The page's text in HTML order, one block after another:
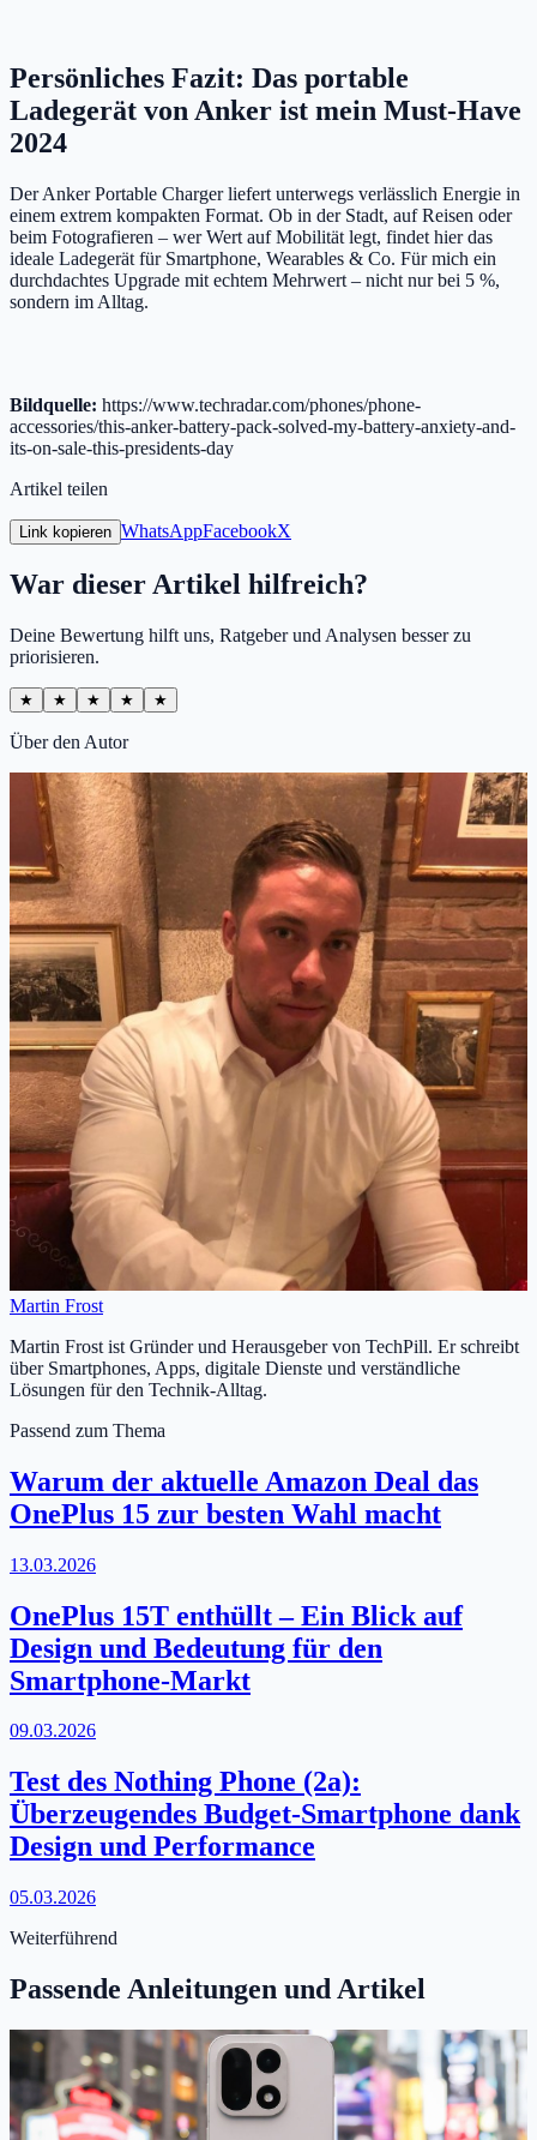
Persönliches Fazit: Das portable
Ladegerät von Anker ist mein Must-Have
2024
Der Anker Portable Charger liefert unterwegs verlässlich Energie in
einem extrem kompakten Format. Ob in der Stadt, auf Reisen oder
beim Fotografieren – wer Wert auf Mobilität legt, findet hier das
ideale Ladegerät für Smartphone, Wearables & Co. Für mich ein
durchdachtes Upgrade mit echtem Mehrwert – nicht nur bei 5 %,
sondern im Alltag.
Bildquelle: https://www.techradar.com/phones/phone-
accessories/this-anker-battery-pack-solved-my-battery-anxiety-and-
its-on-sale-this-presidents-day
Artikel teilen
Link kopieren WhatsAppFacebookX
War dieser Artikel hilfreich?
Deine Bewertung hilft uns, Ratgeber und Analysen besser zu
priorisieren.
★ ★ ★ ★ ★
Über den Autor
Martin Frost
Martin Frost ist Gründer und Herausgeber von TechPill. Er schreibt
über Smartphones, Apps, digitale Dienste und verständliche
Lösungen für den Technik-Alltag.
Passend zum Thema
Warum der aktuelle Amazon Deal das
OnePlus 15 zur besten Wahl macht
13.03.2026
OnePlus 15T enthüllt – Ein Blick auf
Design und Bedeutung für den
Smartphone-Markt
09.03.2026
Test des Nothing Phone (2a):
Überzeugendes Budget-Smartphone dank
Design und Performance
05.03.2026
Weiterführend
Passende Anleitungen und Artikel